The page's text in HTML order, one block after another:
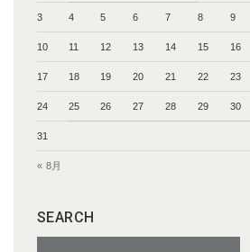
3 4 5 6 7 8 9
10 11 12 13 14 15 16
17 18 19 20 21 22 23
24 25 26 27 28 29 30
31
« 8月
SEARCH